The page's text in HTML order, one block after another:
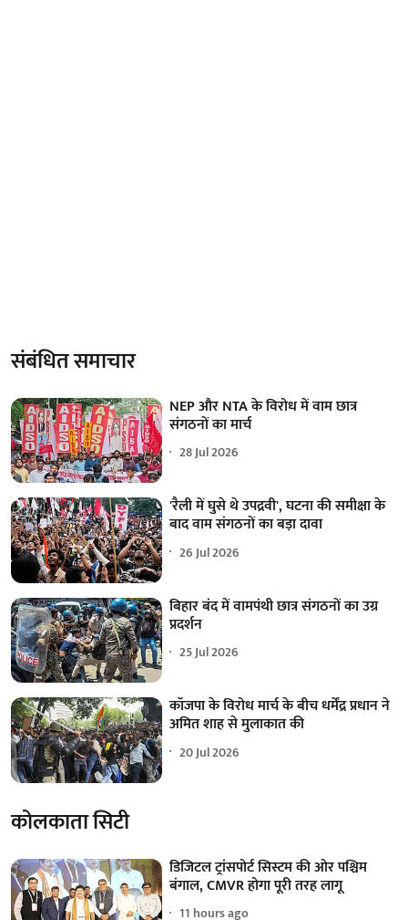
संबंधित समाचार
NEP और NTA के विरोध में वाम छात्र
संगठनों का मार्च
28 Jul 2026
'रैली में घुसे थे उपद्रवी', घटना की समीक्षा के
बाद वाम संगठनों का बड़ा दावा
26 Jul 2026
बिहार बंद में वामपंथी छात्र संगठनों का उग्र
प्रदर्शन
25 Jul 2026
कॉजपा के विरोध मार्च के बीच धर्मेंद्र प्रधान ने
अमित शाह से मुलाकात की
20 Jul 2026
कोलकाता सिटी
डिजिटल ट्रांसपोर्ट सिस्टम की ओर पश्चिम
बंगाल, CMVR होगा पूरी तरह लागू
11 hours ago